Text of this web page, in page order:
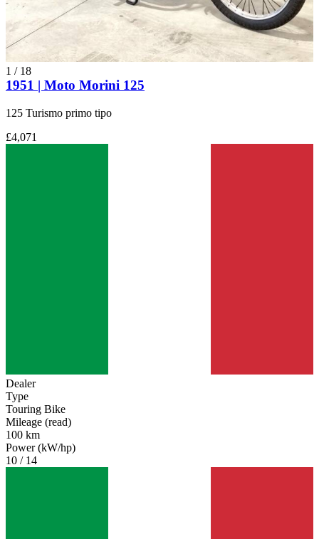
1 / 18
1951 | Moto Morini 125
125 Turismo primo tipo
£4,071
Dealer
Type
Touring Bike
Mileage (read)
100 km
Power (kW/hp)
10 / 14